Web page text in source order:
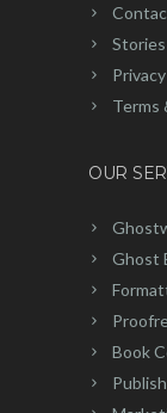
Stories
Terms
OUR
Ghost
Book